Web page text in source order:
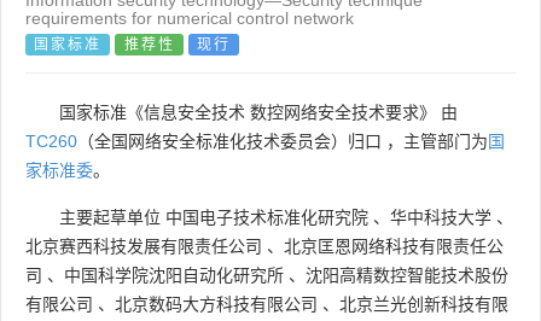
团体标准 企业标准
requirements for numerical control network
国家标准 推荐性 现行
国家标准《信息安全技术 数控网络安全技术要求》 由
TC260 （全国网络安全标准化技术委员会）归口 ，主管部门为国
家标准委。
主要起草单位 中国电子技术标准化研究院 、 华中科技大学 、
北京赛西科技发展有限责任公司 、 北京匡恩网络科技有限责任公
司 、 中国科学院沈阳自动化研究所 、 沈阳高精数控智能技术股份
有限公司 、 北京数码大方科技有限公司 、 北京兰光创新科技有限